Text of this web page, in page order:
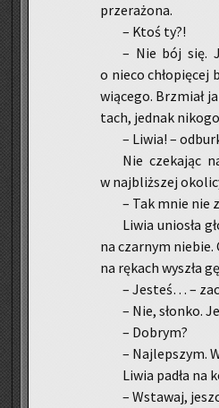
prze­ra­żo­na.
– Ktoś ty?!
– Nie bój się.
o nieco
wią­ce­go. Brzmiał
tach, jed­nak
– Liwia! –
Nie cze­ka­jąc
w naj­bliż­szej
– Tak mnie nie
Liwia unio­sła
na czar­nym nie­bie.
na rę­kach wy­szła
– Je­steś… –
– Nie, słon­ko.
– Do­brym?
– Naj­lep­szym.
Liwia padła na
– Wsta­waj,